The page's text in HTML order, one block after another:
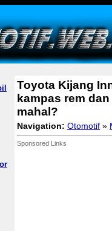
Toyota Kijang
kampas rem
mahal?
Navigation: Otomotif »
Sponsored Links